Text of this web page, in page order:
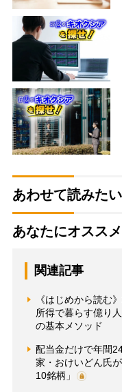
あわせて読みたい
あなたにオススメ
関連記事
《はじめから読む
所得で暮らす億り
の基本メソッド
配当金だけで年間
家・おけいどん氏
10銘柄」